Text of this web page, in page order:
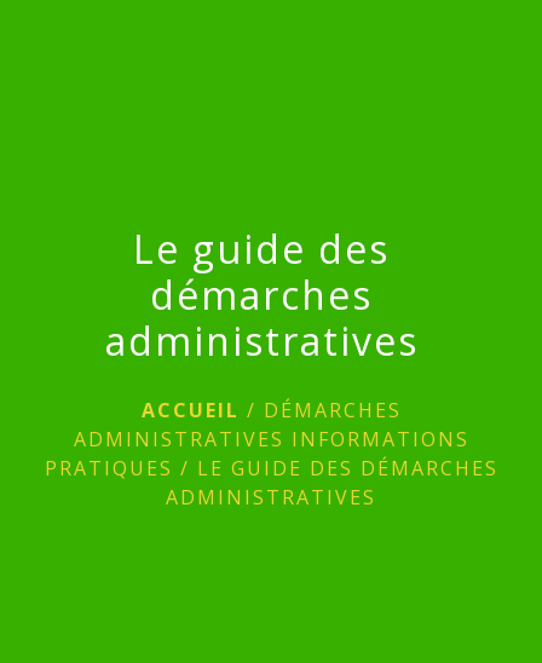
Le guide des
démarches
administratives
ACCUEIL / DÉMARCHES
ADMINISTRATIVES INFORMATIONS
PRATIQUES / LE GUIDE DES DÉMARCHES
ADMINISTRATIVES